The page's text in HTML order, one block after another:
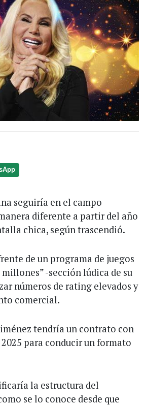
seguiría en el campo
diferente a partir del año
chica, según trascendió.
de un programa de juegos
millones” -sección lúdica de su
números de rating elevados y
comercial.
tendría un contrato con
para conducir un formato
la estructura del
se lo conoce desde que